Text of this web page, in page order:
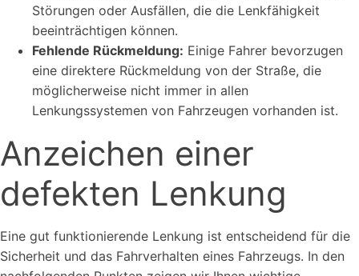
Störungen oder Ausfällen, die die Lenkfähigkeit
beeinträchtigen können.
Fehlende Rückmeldung: Einige Fahrer bevorzugen
eine direktere Rückmeldung von der Straße, die
möglicherweise nicht immer in allen
Lenkungssystemen von Fahrzeugen vorhanden ist.
Anzeichen einer
defekten Lenkung
Eine gut funktionierende Lenkung ist entscheidend für die
Sicherheit und das Fahrverhalten eines Fahrzeugs. In den